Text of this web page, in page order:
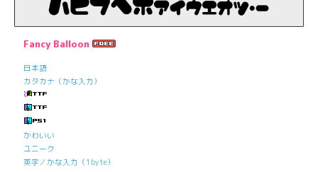
Fancy Balloon
日本語
カタカナ（かな入力）
かわいい
ユニーク
英字／かな入力（1byte）